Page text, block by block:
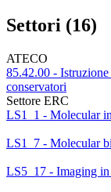
Settori (16)
ATECO
85.42.00 -
conservatori
Settore ERC
LS1_1 - Molecular
LS1_7 - Molecular
LS5_17 - Imaging